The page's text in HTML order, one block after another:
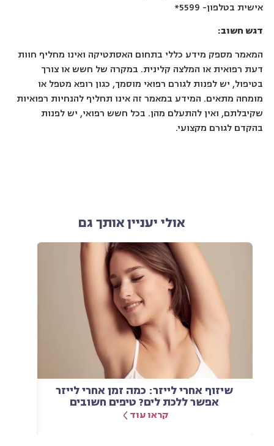
אישית בטלפון- 5599*
דגש חשוב:
המאמר מספק מידע כללי בתחום האסתטיקה ואינו מחליף חוות
דעת רפואית או המלצה קלינית. במקרה של חשש או צורך
בטיפול, יש לפנות לגורם רפואי מוסמך, כגון רופא מטפל או
מומחה מתאים. המידע במאמר זה אינו תחליף להנחיות רפואיות
שקיבלתם, ואין להתעלם מהן. בכל חשש רפואי, יש לפנות
בהקדם לגורם מקצועי.
אולי יעניין אותך גם
שיזוף אחרי לייזר: כמה זמן אחרי לייזר
אפשר ללכת לים? טיפים חשובים
קראו עוד